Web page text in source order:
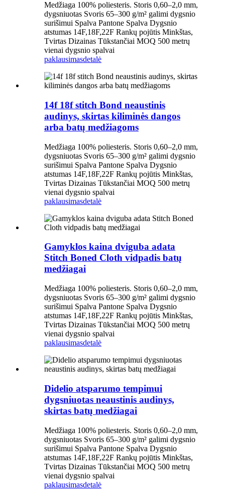
Medžiaga 100% poliesteris. Storis 0,60–2,0 mm,
dygsniuotas Svoris 65–300 g/m² galimi dygsnio
surišimui Spalva Pantone Spalva Dygsnio
atstumas 14F,18F,22F Rankų pojūtis Minkštas,
Tvirtas Dizainas Tūkstančiai MOQ 500 metrų
vienai dygsnio spalvai
paklausimasdetalė
14f 18f stitch Bond neaustinis
audinys, skirtas kiliminės dangos
arba batų medžiagoms
Medžiaga 100% poliesteris. Storis 0,60–2,0 mm,
dygsniuotas Svoris 65–300 g/m² galimi dygsnio
surišimui Spalva Pantone Spalva Dygsnio
atstumas 14F,18F,22F Rankų pojūtis Minkštas,
Tvirtas Dizainas Tūkstančiai MOQ 500 metrų
vienai dygsnio spalvai
paklausimasdetalė
Gamyklos kaina dviguba adata
Stitch Boned Cloth vidpadis batų
medžiagai
Medžiaga 100% poliesteris. Storis 0,60–2,0 mm,
dygsniuotas Svoris 65–300 g/m² galimi dygsnio
surišimui Spalva Pantone Spalva Dygsnio
atstumas 14F,18F,22F Rankų pojūtis Minkštas,
Tvirtas Dizainas Tūkstančiai MOQ 500 metrų
vienai dygsnio spalvai
paklausimasdetalė
Didelio atsparumo tempimui
dygsniuotas neaustinis audinys,
skirtas batų medžiagai
Medžiaga 100% poliesteris. Storis 0,60–2,0 mm,
dygsniuotas Svoris 65–300 g/m² galimi dygsnio
surišimui Spalva Pantone Spalva Dygsnio
atstumas 14F,18F,22F Rankų pojūtis Minkštas,
Tvirtas Dizainas Tūkstančiai MOQ 500 metrų
vienai dygsnio spalvai
paklausimasdetalė